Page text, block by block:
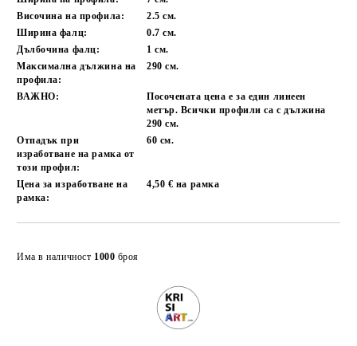
Височина на профила:
2.5 см.
Ширина фалц:
0.7 см.
Дълбочина фалц:
1 см.
Максимална дължина на
профила:
290 см.
ВАЖНО:
Посочената цена е за един линеен
метър. Всички профили са с дължина
290 см.
Отпадък при
изработване на рамка от
този профил:
60 см.
Цена за изработване на
рамка:
4,50 € на рамка
Има в наличност 1000 броя